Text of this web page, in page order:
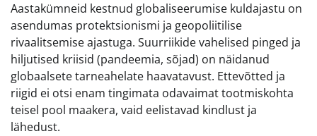
Aastakümneid kestnud globaliseerumise kuldajastu on
asendumas protektsionismi ja geopoliitilise
rivaalitsemise ajastuga. Suurriikide vahelised pinged ja
hiljutised kriisid (pandeemia, sõjad) on näidanud
globaalsete tarneahelate haavatavust. Ettevõtted ja
riigid ei otsi enam tingimata odavaimat tootmiskohta
teisel pool maakera, vaid eelistavad kindlust ja
lähedust.